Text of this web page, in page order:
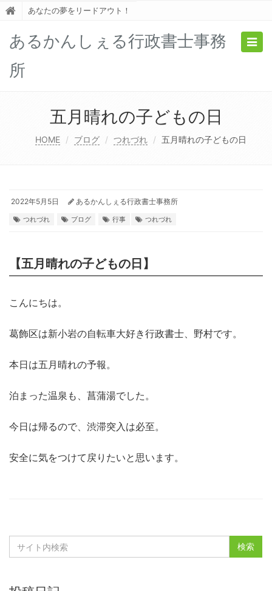
あなたの夢をリードアウト！
あるかんしぇる行政書士事務
所
五月晴れの子どもの日
HOME ブログ つれづれ 五月晴れの子どもの日
2022年5月5日 あるかんしぇる行政書士事務所
つれづれ ブログ 行事 つれづれ
【五月晴れの子どもの日】
こんにちは。
葛飾区は新小岩の自転車大好き行政書士、野村です。
本日は五月晴れの予報。
泊まった温泉も、菖蒲湯でした。
今日は帰るので、渋滞突入は必至。
安全に気をつけて戻りたいと思います。